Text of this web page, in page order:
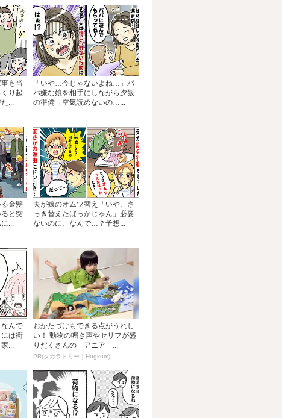
事も当
り起
...
「いや…今じゃないよね…」パ
パ嫌な娘を相手にしながら夕飯
の準備→空気読めないの…...
金髪
と突
...
夫が娘のオムツ替え「いや、さ
っき替えたばっかじゃん」必要
ないのに、なんで…？予想...
なんで
は衝
...
おかたづけもできる点がうれし
い！ 動物の鳴き声やセリフが盛
りだくさんの「アニア ...
PR(タカラトミー｜Hugkum)